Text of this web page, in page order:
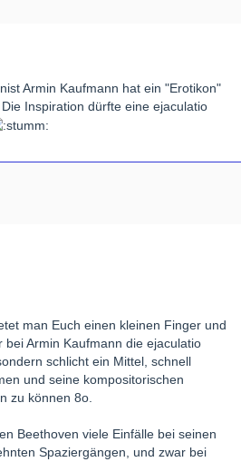
Armin Kaufmann hat ein "Erotikon"
Inspiration dürfte eine ejaculatio
man Euch einen kleinen Finger und
Armin Kaufmann die ejaculatio
schlicht ein Mittel, schnell
und seine kompositorischen
zu können 8o.
Beethoven viele Einfälle bei seinen
Spaziergängen, und zwar bei